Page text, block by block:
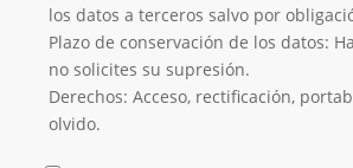
los datos a terceros salvo por
Plazo de conservación de los datos:
no solicites su supresión.
Derechos: Acceso, rectificación,
olvido.